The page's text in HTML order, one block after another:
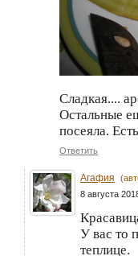
Сладкая....
Остальные
посеяла.
Ответить
Агафия
8 августа
У вас то
теплице.